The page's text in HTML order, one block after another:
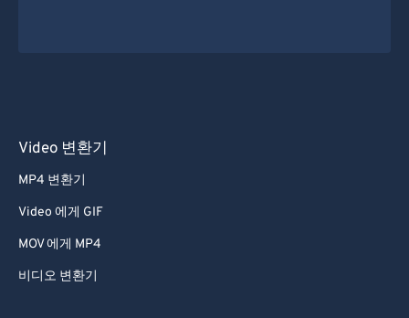
Video 변환기
MP4 변환기
Video 에게 GIF
MOV 에게 MP4
비디오 변환기